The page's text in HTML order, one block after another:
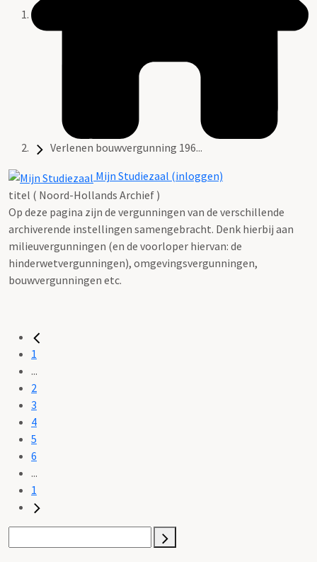
Verlenen bouwvergunning 196...
Mijn Studiezaal (inloggen)
titel ( Noord-Hollands Archief )
Op deze pagina zijn de vergunningen van de verschillende
archiverende instellingen samengebracht. Denk hierbij aan
milieuvergunningen (en de voorloper hiervan: de
hinderwetvergunningen), omgevingsvergunningen,
bouwvergunningen etc.
1
...
2
3
4
5
6
...
1